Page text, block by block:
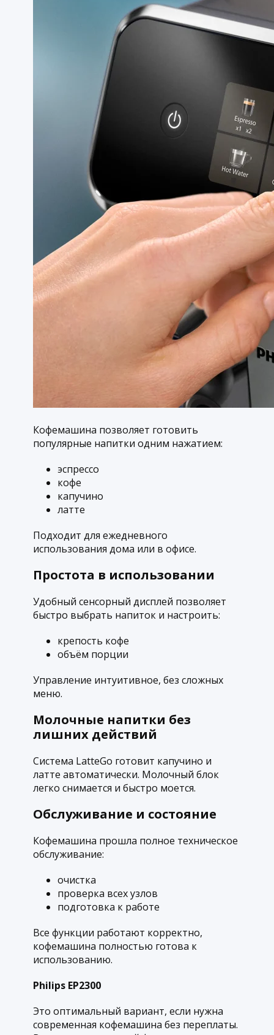
Кофемашина позволяет готовить
популярные напитки одним нажатием:
эспрессо
кофе
капучино
латте
Подходит для ежедневного
использования дома или в офисе.
Простота в использовании
Удобный сенсорный дисплей позволяет
быстро выбрать напиток и настроить:
крепость кофе
объём порции
Управление интуитивное, без сложных
меню.
Молочные напитки без
лишних действий
Система LatteGo готовит капучино и
латте автоматически. Молочный блок
легко снимается и быстро моется.
Обслуживание и состояние
Кофемашина прошла полное техническое
обслуживание:
очистка
проверка всех узлов
подготовка к работе
Все функции работают корректно,
кофемашина полностью готова к
использованию.
Philips EP2300
Это оптимальный вариант, если нужна
современная кофемашина без переплаты.